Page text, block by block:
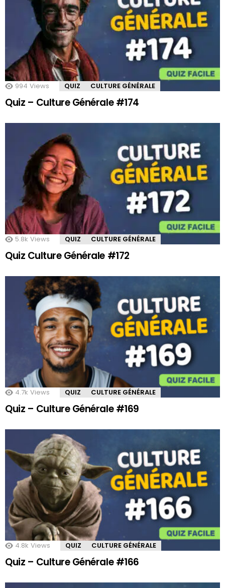
994 Views QUIZ CULTURE GÉNÉRALE
Quiz – Culture Générale #174
5.8k Views QUIZ CULTURE GÉNÉRALE
Quiz Culture Générale #172
4.7k Views QUIZ CULTURE GÉNÉRALE
Quiz – Culture Générale #169
4.8k Views QUIZ CULTURE GÉNÉRALE
Quiz – Culture Générale #166